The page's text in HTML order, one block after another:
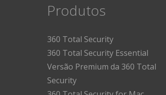
Produtos
360 Total Security
360 Total Security Essential
Versão Premium da 360 Total
Security